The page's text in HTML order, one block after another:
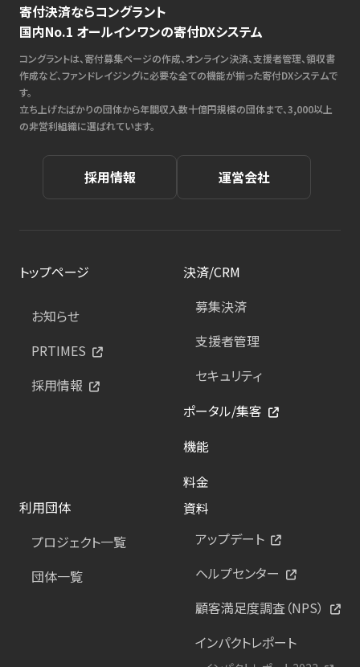
寄付決済ならコングラント
国内No.1 オールインワンの寄付DXシステム
コングラントは、寄付募集ページの作成、オンライン決済、支援者管理、領収書
作成など、ファンドレイジングに必要な全ての機能が揃った寄付DXシステムで
す。
立ち上げたばかりの団体から年間収入数十億円規模の団体まで、3,000以上
の非営利組織に選ばれています。
採用情報 運営会社
トップページ
お知らせ
PRTIMES
採用情報
決済/CRM
募集決済
支援者管理
セキュリティ
ポータル/集客
機能
料金
利用団体
プロジェクト一覧
団体一覧
資料
アップデート
ヘルプセンター
顧客満足度調査（NPS）
インパクトレポート